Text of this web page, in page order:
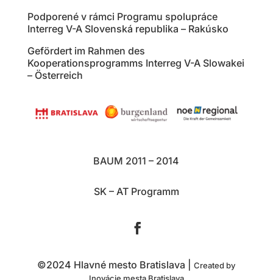
Podporené v rámci Programu spolupráce
Interreg V-A Slovenská republika – Rakúsko
Gefördert im Rahmen des
Kooperationsprogramms Interreg V-A Slowakei
– Österreich
BAUM 2011 – 2014
SK – AT Programm
©2024 Hlavné mesto Bratislava |Created by